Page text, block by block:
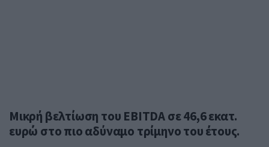
Μικρή βελτίωση του EBITDA σε 46,6 εκατ.
ευρώ στο πιο αδύναμο τρίμηνο του έτους.